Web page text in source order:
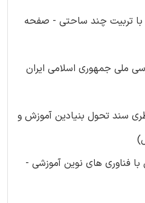
با تربیت چند ساحتی - صفحه
درسی ملی جمهوری اسلامی ایران
نظری سند تحول بنیادین آموزش و
با فناوری های نوین آموزشی -